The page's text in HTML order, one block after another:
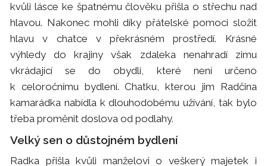
kvůli lásce ke špatnému člověku přišla o střechu nad
hlavou. Nakonec mohli díky přátelské pomoci složit
hlavu v chatce v překrásném prostředí. Krásné
výhledy do krajiny však zdaleka nenahradí zimu
vkrádající se do obydlí, které není určeno
k celoročnímu bydlení. Chatku, kterou jim Radčina
kamarádka nabídla k dlouhodobému užívání, tak bylo
třeba proměnit doslova od podlahy.
Velký sen o důstojném bydlení
Radka přišla kvůli manželovi o veškerý majetek i